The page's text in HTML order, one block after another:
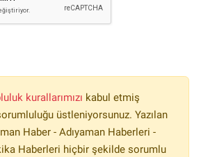
kurallarımızı kabul etmiş
üstleniyorsunuz. Yazılan
Haber - Adıyaman Haberleri -
Haberleri hiçbir şekilde sorumlu